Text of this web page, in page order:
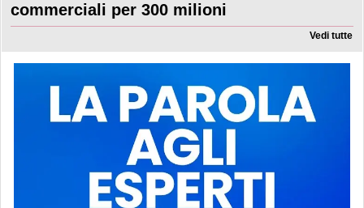
commerciali per 300 milioni
Vedi tutte